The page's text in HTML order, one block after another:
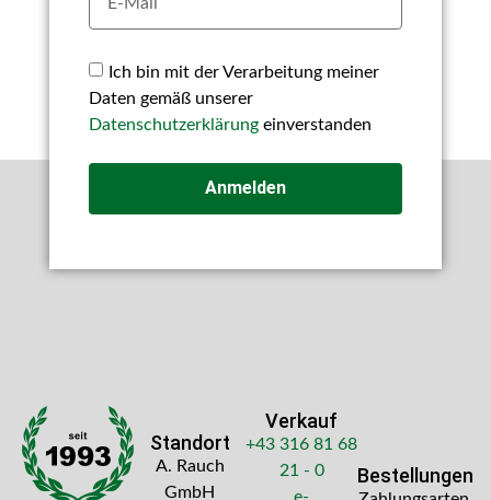
Ich bin mit der Verarbeitung meiner
Daten gemäß unserer
Datenschutzerklärungeinverstanden
Anmelden
Standort
A. Rauch
GmbH
Verkauf
+43 316 81 68
21 - 0
Bestellungen